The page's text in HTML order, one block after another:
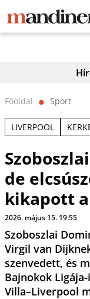
Főoldal ⬤ Sport
LIVERPOOL
de
kikapott
2026. május 15. 19:55
Szoboszlai
Virgil van
szenvedett, és
Bajnokok
Villa–Liverpool